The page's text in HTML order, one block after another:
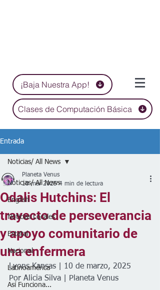
¡Baja Nuestra App!
Clases de Computación Básica
Entrada
Noticias/ All News
English
Noticias Locales
Estatal
Nacional
Latinoamérica
Así Funciona...
Noticias/ All News
Odalis Hutchins: El
trayecto de perseverancia
y apoyo comunitario de
una enfermera
Planeta Venus
10 mar 2025 4 min de lectura
Lyons Kansas | 10 de marzo, 2025
Por Alicia Silva | Planeta Venus